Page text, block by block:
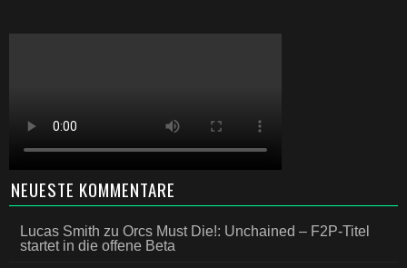
NEUESTE KOMMENTARE
Lucas Smith zu Orcs Must Die!: Unchained – F2P-Titel
startet in die offene Beta